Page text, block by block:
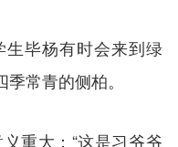
毕杨有时会来到绿
常青的侧柏。
重大：“这是习爷爷